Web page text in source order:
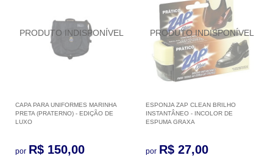
CAPA PARA UNIFORMES MARINHA
PRETA (PRATERNO) - EDIÇÃO DE
LUXO
por R$ 150,00
ESPONJA ZAP CLEAN BRILHO
INSTANTÂNEO - INCOLOR DE
ESPUMA GRAXA
por R$ 27,00